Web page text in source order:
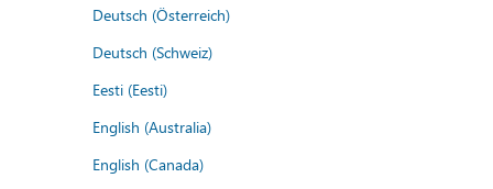
Deutsch (Österreich)
Deutsch (Schweiz)
Eesti (Eesti)
English (Australia)
English (Canada)